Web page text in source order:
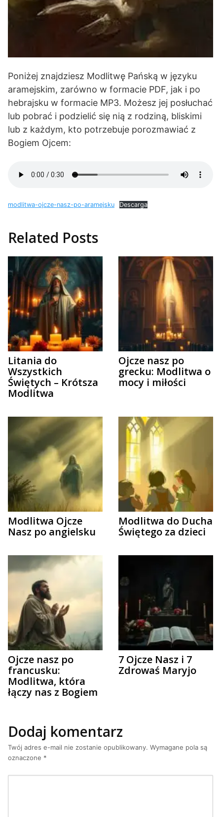
Poniżej znajdziesz Modlitwę Pańską w języku
aramejskim, zarówno w formacie PDF, jak i po
hebrajsku w formacie MP3. Możesz jej posłuchać
lub pobrać i podzielić się nią z rodziną, bliskimi
lub z każdym, kto potrzebuje porozmawiać z
Bogiem Ojcem:
modlitwa-ojcze-nasz-po-aramejsku Descarga
Related Posts
Litania do
Wszystkich
Świętych – Krótsza
Modlitwa
Ojcze nasz po
grecku: Modlitwa o
mocy i miłości
Modlitwa Ojcze
Nasz po angielsku
Modlitwa do Ducha
Świętego za dzieci
Ojcze nasz po
francusku:
Modlitwa, która
łączy nas z Bogiem
7 Ojcze Nasz i 7
Zdrowaś Maryjo
Dodaj komentarz
Twój adres e-mail nie zostanie opublikowany. Wymagane pola są
oznaczone *